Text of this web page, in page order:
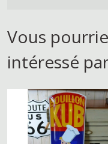
Vous
intéressé